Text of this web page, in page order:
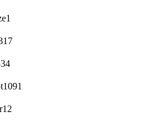
1
1091
12